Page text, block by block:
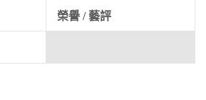
榮譽 / 藝評